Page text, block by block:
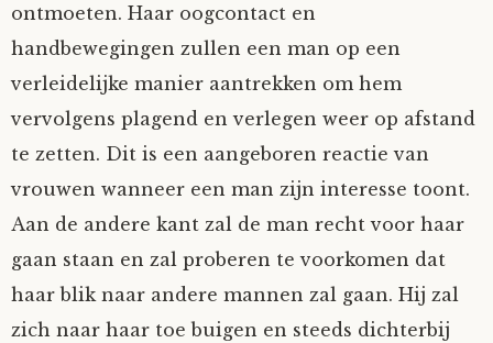
ontmoeten. Haar oogcontact en
handbewegingen zullen een man op een
verleidelijke manier aantrekken om hem
vervolgens plagend en verlegen weer op afstand
te zetten. Dit is een aangeboren reactie van
vrouwen wanneer een man zijn interesse toont.
Aan de andere kant zal de man recht voor haar
gaan staan en zal proberen te voorkomen dat
haar blik naar andere mannen zal gaan. Hij zal
zich naar haar toe buigen en steeds dichterbij